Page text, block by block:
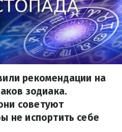
рекомендации на
зодиака.
советуют
не испортить себе